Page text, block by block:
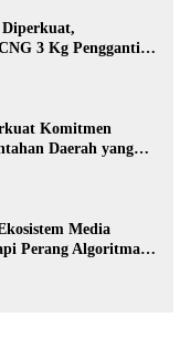
3 Kg Pengganti
Komitmen
Daerah yang
Media
Perang Algoritma